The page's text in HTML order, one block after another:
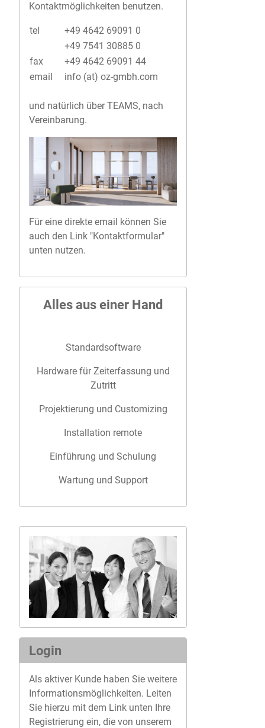
Login
Als aktiver Kunde haben Sie weitere
Informationsmöglichkeiten. Leiten
Sie hierzu mit dem Link unten Ihre
Registrierung ein, die von unserem
Kontaktmöglichkeiten benutzen.
tel
+49 4642 69091 0
+49 7541 30885 0
fax
+49 4642 69091 44
email
info (at) oz-gmbh.com
und natürlich über TEAMS, nach
Vereinbarung.
Für eine direkte email können Sie
auch den Link "Kontaktformular"
unten nutzen.
Alles aus einer Hand
Standardsoftware
Hardware für Zeiterfassung und
Zutritt
Projektierung und Customizing
Installation remote
Einführung und Schulung
Wartung und Support